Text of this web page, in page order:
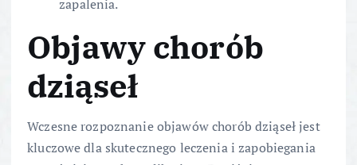
zapalenia.
Objawy chorób
dziąseł
Wczesne rozpoznanie objawów chorób dziąseł jest
kluczowe dla skutecznego leczenia i zapobiegania